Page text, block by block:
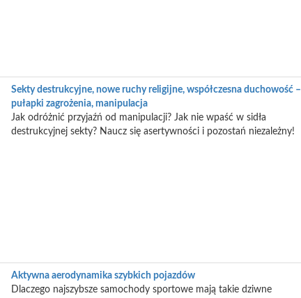
Sekty destrukcyjne, nowe ruchy religijne, współczesna duchowość –
pułapki zagrożenia, manipulacja
Jak odróżnić przyjaźń od manipulacji? Jak nie wpaść w sidła
destrukcyjnej sekty? Naucz się asertywności i pozostań niezależny!
Aktywna aerodynamika szybkich pojazdów
Dlaczego najszybsze samochody sportowe mają takie dziwne